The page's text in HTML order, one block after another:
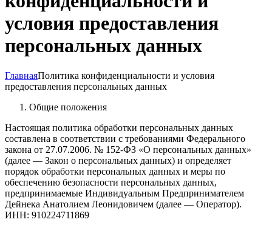
условия предоставления
персональных данных
ГлавнаяПолитика конфиденциальности и условия
предоставления персональных данных
Общие положения
Настоящая политика обработки персональных данных
составлена в соответствии с требованиями Федерального
закона от 27.07.2006. № 152-ФЗ «О персональных данных»
(далее — Закон о персональных данных) и определяет
порядок обработки персональных данных и меры по
обеспечению безопасности персональных данных,
предпринимаемые Индивидуальным Предпринимателем
Дейнека Анатолием Леонидовичем (далее — Оператор).
ИНН: 910224711869